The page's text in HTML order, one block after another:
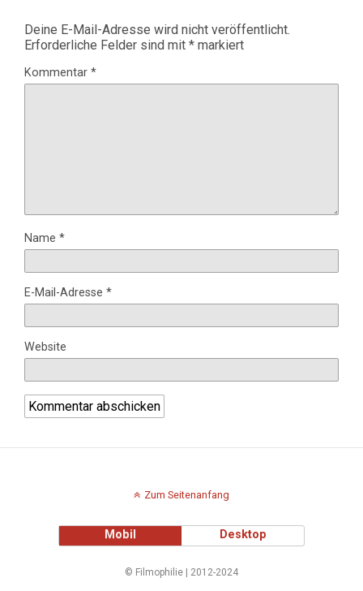
Deine E-Mail-Adresse wird nicht veröffentlicht.
Erforderliche Felder sind mit * markiert
Kommentar *
Name *
E-Mail-Adresse *
Website
Zum Seitenanfang
Mobil Desktop
© Filmophilie | 2012-2024